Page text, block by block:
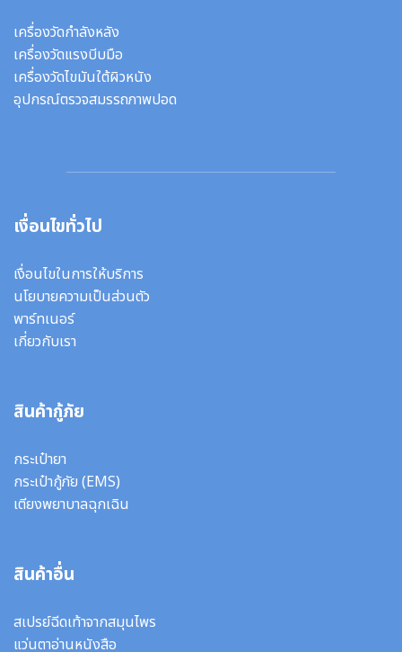
เครื่องวัดกำลังหลัง
เครื่องวัดแรงบีบมือ
เครื่องวัดไขมันใต้ผิวหนัง
อุปกรณ์ตรวจสมรรถภาพปอด
เงื่อนไขทั่วไป
เงื่อนไขในการให้บริการ
นโยบายความเป็นส่วนตัว
พาร์ทเนอร์
เกี่ยวกับเรา
สินค้ากู้ภัย
กระเป๋ายา
กระเป๋ากู้ภัย (EMS)
เตียงพยาบาลฉุกเฉิน
สินค้าอื่น
สเปรย์ฉีดเท้าจากสมุนไพร
แว่นตาอ่านหนังสือ